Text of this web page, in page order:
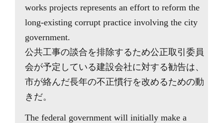
works projects represents an effort to reform the
long-existing corrupt practice involving the city
government.
公共工事の談合を排除するため公正取引委員
会が予定している建設会社に対する勧告は、
市が絡んだ長年の不正慣行を改めるための動
きだ。
The federal government will initially make a